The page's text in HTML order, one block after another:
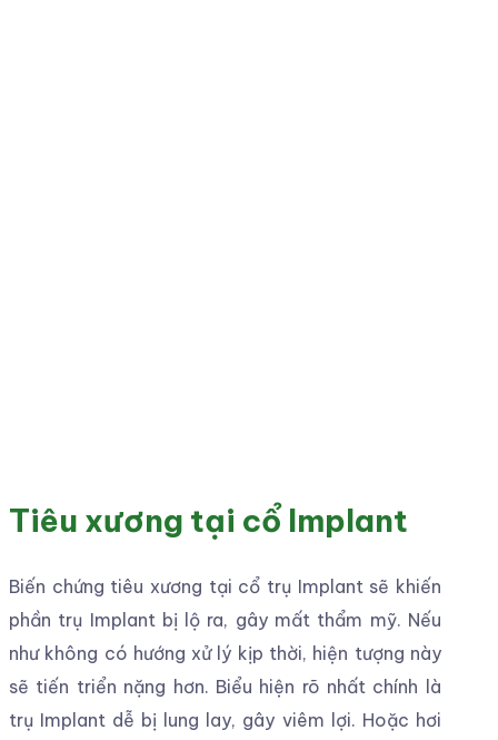
khác. Ca cấy ghép sẽ thất bại.
Tổn thương xương hàm
Đây là trường hợp bệnh nhân không có đủ xương
hàm hoặc xương không đủ dày. Tuy nhiên, bác sĩ
lại không ghép xương mà vẫn thực hiện cấy ghép